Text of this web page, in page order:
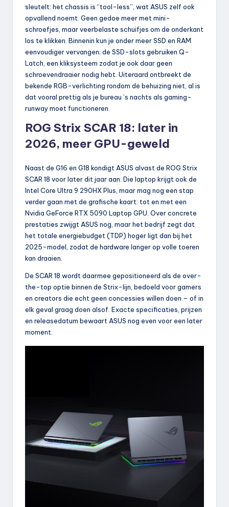
sleutelt: het chassis is “tool-less”, wat ASUS zelf ook
opvallend noemt. Geen gedoe meer met mini-
schroefjes, maar veerbelaste schuifjes om de onderkant
los te klikken. Binnenin kun je onder meer SSD en RAM
eenvoudiger vervangen; de SSD-slots gebruiken Q-
Latch, een kliksysteem zodat je ook daar geen
schroevendraaier nodig hebt. Uiteraard ontbreekt de
bekende RGB-verlichting rondom de behuizing niet, al is
dat vooral prettig als je bureau ’s nachts als gaming-
runway moet functioneren.
ROG Strix SCAR 18: later in
2026, meer GPU-geweld
Naast de G16 en G18 kondigt ASUS alvast de ROG Strix
SCAR 18 voor later dit jaar aan. Die laptop krijgt ook de
Intel Core Ultra 9 290HX Plus, maar mag nog een stap
verder gaan met de grafische kaart: tot en met een
Nvidia GeForce RTX 5090 Laptop GPU. Over concrete
prestaties zwijgt ASUS nog, maar het bedrijf zegt dat
het totale energie­budget (TDP) hoger ligt dan bij het
2025-model, zodat de hardware langer op volle toeren
kan draaien.
De SCAR 18 wordt daarmee gepositioneerd als de over-
the-top optie binnen de Strix-lijn, bedoeld voor gamers
en creators die echt geen concessies willen doen – of in
elk geval graag doen alsof. Exacte specificaties, prijzen
en releasedatum bewaart ASUS nog even voor een later
moment.